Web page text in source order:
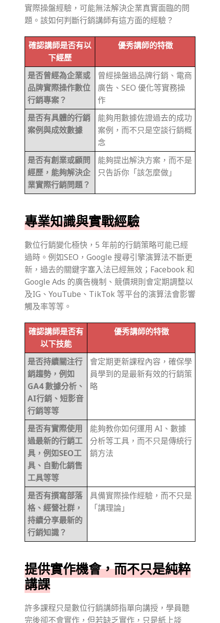
實際操盤經驗，可能無法解決企業真實面臨的問
題。該如何判斷行銷講師有這方面的經驗？
確認講師是否有以
下經歷
優秀講師的特徵
是否曾經為企業或
品牌實際操作數位
行銷專案？
曾經操盤過品牌行銷、電商
廣告、SEO 優化等實務操
作
是否有具體的行銷
案例與成效數據
能夠用數據佐證過去的成功
案例，而不只是空談行銷概
念
是否有創業或顧問
經歷，能夠解決企
業實際行銷問題？
能夠提出解決方案，而不是
只告訴你「該怎麼做」
專業知識與實戰經驗
數位行銷變化極快，5 年前的行銷策略可能已經
過時。例如SEO，Google 搜尋引擎演算法不斷更
新，過去的關鍵字塞入法已經無效；Facebook 和
Google Ads 的廣告機制、競價規則會定期調整以
及IG、YouTube、TikTok 等平台的演算法會影響
觸及率等等。
確認講師是否有
以下技能
優秀講師的特徵
是否持續關注行
銷趨勢，例如
GA4 數據分析、
AI行銷、短影音
行銷等等
會定期更新課程內容，確保學
員學到的是最新有效的行銷策
略
是否有實際使用
過最新的行銷工
具，例如SEO工
具、自動化銷售
工具等等
能夠教你如何運用 AI、數據
分析等工具，而不只是傳統行
銷方法
是否有撰寫部落
格、經營社群，
持續分享最新的
行銷知識？
具備實際操作經驗，而不只是
「講理論」
提供實作機會，而不只是純粹
講課
許多課程只是數位行銷講師指單向講授，學員聽
完後卻不會實作，但若缺乏實作，只是紙上談